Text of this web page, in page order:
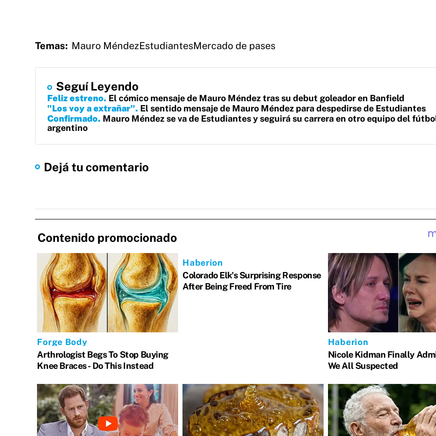
Temas: Mauro MéndezEstudiantesMercado de pases
Seguí Leyendo
Feliz estreno El cómico mensaje de Mauro Méndez tras su debut goleador en Banfield
"Los voy a extrañar" El sentido mensaje de Mauro Méndez para despedirse de Estudiantes
Confirmado Mauro Méndez se va de Estudiantes y seguirá su carrera en otro equipo del
argentino
Dejá tu comentario